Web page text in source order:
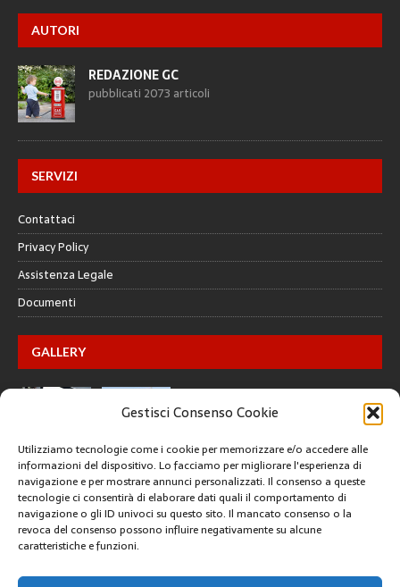
Gestisci Consenso Cookie
Utilizziamo tecnologie come i cookie per memorizzare e/o accedere alle
informazioni del dispositivo. Lo facciamo per migliorare l'esperienza di
navigazione e per mostrare annunci personalizzati. Il consenso a queste
tecnologie ci consentirà di elaborare dati quali il comportamento di
navigazione o gli ID univoci su questo sito. Il mancato consenso o la
revoca del consenso possono influire negativamente su alcune
caratteristiche e funzioni.
AUTORI
REDAZIONE GC
pubblicati 2073 articoli
SERVIZI
Contattaci
Privacy Policy
Assistenza Legale
Documenti
GALLERY
CREATIVE COMMONS
Questa opera è concessa in licenza con i termini